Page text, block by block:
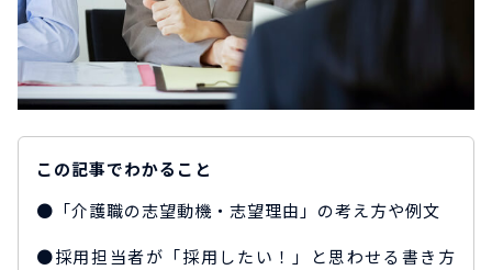
この記事でわかること
●「介護職の志望動機・志望理由」の考え方や例文
●採用担当者が「採用したい！」と思わせる書き方